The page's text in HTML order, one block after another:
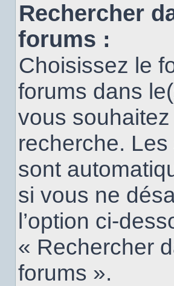
Rechercher
forums :
Choisissez le
forums dans
vous
recherche.
sont
si vous ne
l’option ci-
« Rechercher
forums ».